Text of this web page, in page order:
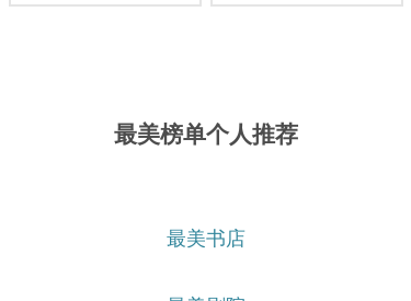
最美榜单个人推荐
最美书店